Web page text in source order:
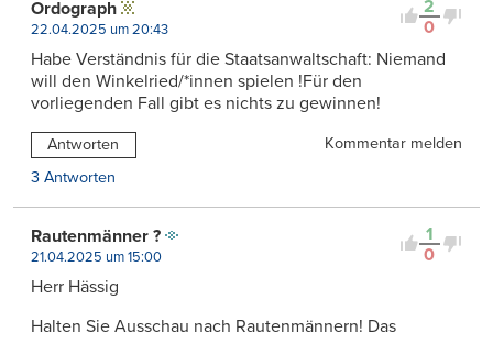
2
0
Ordograph
22.04.2025 um 20:43
Habe Verständnis für die Staatsanwaltschaft: Niemand
will den Winkelried/*innen spielen !Für den
vorliegenden Fall gibt es nichts zu gewinnen!
Antworten
Kommentar melden
3 Antworten
1
0
Rautenmänner ?
21.04.2025 um 15:00
Herr Hässig
Halten Sie Ausschau nach Rautenmännern! Das